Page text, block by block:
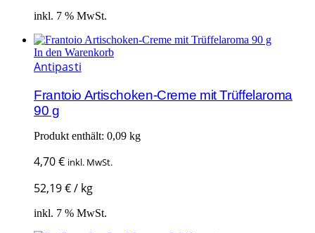
inkl. 7 % MwSt.
In den Warenkorb
Antipasti
Frantoio Artischoken-Creme mit Trüffelaroma
90 g
Produkt enthält: 0,09 kg
4,70€ inkl. MwSt.
52,19€/ kg
inkl. 7 % MwSt.